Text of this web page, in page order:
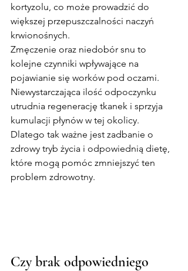
kortyzolu, co może prowadzić do
większej przepuszczalności naczyń
krwionośnych.
Zmęczenie oraz niedobór snu to
kolejne czynniki wpływające na
pojawianie się worków pod oczami.
Niewystarczająca ilość odpoczynku
utrudnia regenerację tkanek i sprzyja
kumulacji płynów w tej okolicy.
Dlatego tak ważne jest zadbanie o
zdrowy tryb życia i odpowiednią dietę,
które mogą pomóc zmniejszyć ten
problem zdrowotny.
Czy brak odpowiedniego